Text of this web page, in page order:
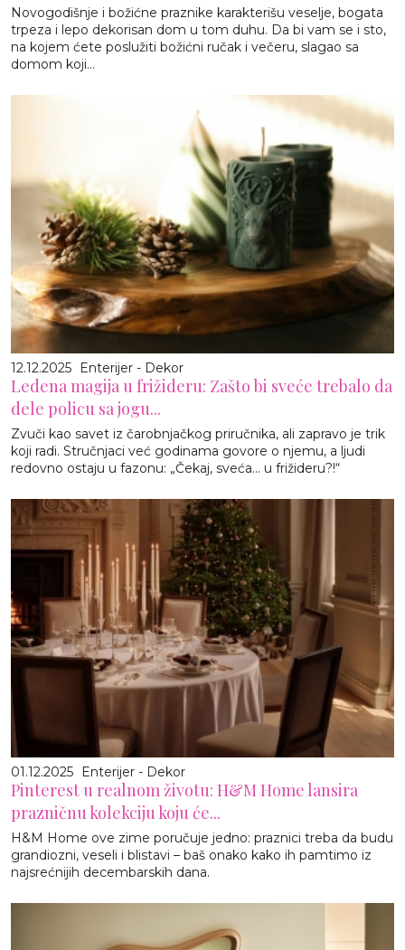
Novogodišnje i božićne praznike karakterišu veselje, bogata
trpeza i lepo dekorisan dom u tom duhu. Da bi vam se i sto,
na kojem ćete poslužiti božićni ručak i večeru, slagao sa
domom koji...
12.12.2025 Enterijer - Dekor
Ledena magija u frižideru: Zašto bi sveće trebalo da
dele policu sa jogu...
Zvuči kao savet iz čarobnjačkog priručnika, ali zapravo je trik
koji radi. Stručnjaci već godinama govore o njemu, a ljudi
redovno ostaju u fazonu: „Čekaj, sveća… u frižideru?!“
01.12.2025 Enterijer - Dekor
Pinterest u realnom životu: H&M Home lansira
prazničnu kolekciju koju će...
H&M Home ove zime poručuje jedno: praznici treba da budu
grandiozni, veseli i blistavi – baš onako kako ih pamtimo iz
najsrećnijih decembarskih dana.